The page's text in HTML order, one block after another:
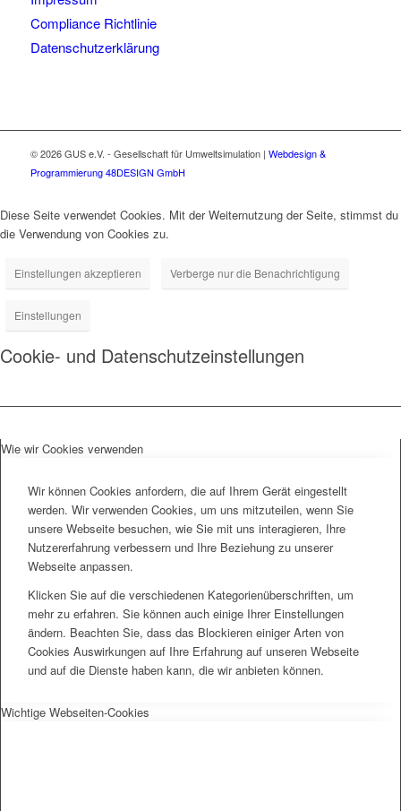
Compliance Richtlinie
Datenschutzerklärung
© 2026 GUS e.V. - Gesellschaft für Umweltsimulation | Webdesign &
Programmierung 48DESIGN GmbH
Diese Seite verwendet Cookies. Mit der Weiternutzung der Seite, stimmst du
die Verwendung von Cookies zu.
Einstellungen akzeptieren Verberge nur die Benachrichtigung
Einstellungen
Cookie- und Datenschutzeinstellungen
Wie wir Cookies verwenden
Wir können Cookies anfordern, die auf Ihrem Gerät eingestellt
werden. Wir verwenden Cookies, um uns mitzuteilen, wenn Sie
unsere Webseite besuchen, wie Sie mit uns interagieren, Ihre
Nutzererfahrung verbessern und Ihre Beziehung zu unserer
Webseite anpassen.
Klicken Sie auf die verschiedenen Kategorienüberschriften, um
mehr zu erfahren. Sie können auch einige Ihrer Einstellungen
ändern. Beachten Sie, dass das Blockieren einiger Arten von
Cookies Auswirkungen auf Ihre Erfahrung auf unseren Webseite
und auf die Dienste haben kann, die wir anbieten können.
Wichtige Webseiten-Cookies